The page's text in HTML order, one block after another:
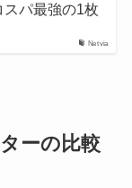
Netvia
パ最強の1枚
ーの比較